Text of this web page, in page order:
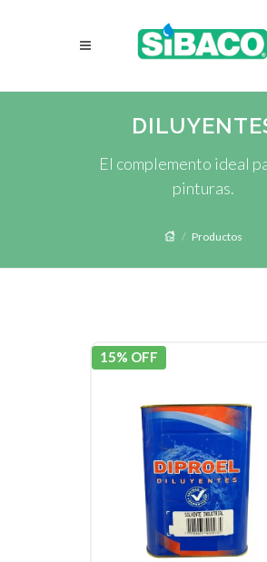
El complemento ideal
pinturas.
Productos
15% OFF